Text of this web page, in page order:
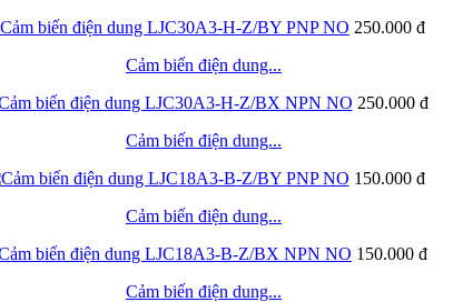
250.000 đ
Cảm biến điện dung...
250.000 đ
Cảm biến điện dung...
150.000 đ
Cảm biến điện dung...
150.000 đ
Cảm biến điện dung...